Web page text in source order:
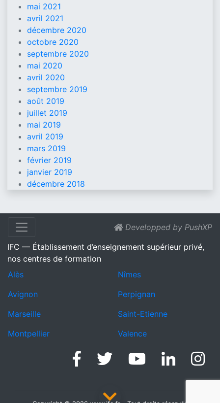
mai 2021
avril 2021
décembre 2020
octobre 2020
septembre 2020
mai 2020
avril 2020
septembre 2019
août 2019
juillet 2019
mai 2019
avril 2019
mars 2019
février 2019
janvier 2019
décembre 2018
Developped by PushXP
IFC — Établissement d’enseignement supérieur privé,
nos centres de formation
Alès
Avignon
Marseille
Montpellier
Nîmes
Perpignan
Saint-Etienne
Valence
Facebook
TwitterYoutube
Back To Down